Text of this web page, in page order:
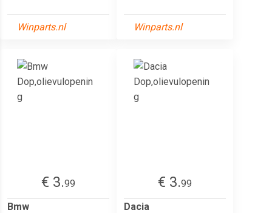
Winparts.nl Winparts.nl
€ 3.99
Bmw
€ 3.99
Dacia